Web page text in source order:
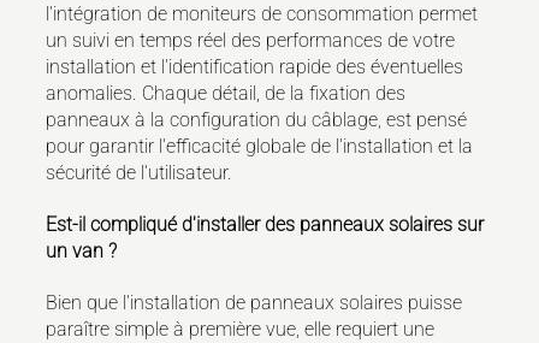
l'intégration de moniteurs de consommation permet
un suivi en temps réel des performances de votre
installation et l'identification rapide des éventuelles
anomalies. Chaque détail, de la fixation des
panneaux à la configuration du câblage, est pensé
pour garantir l'efficacité globale de l'installation et la
sécurité de l'utilisateur.
Est-il compliqué d'installer des panneaux solaires sur
un van ?
Bien que l'installation de panneaux solaires puisse
paraître simple à première vue, elle requiert une